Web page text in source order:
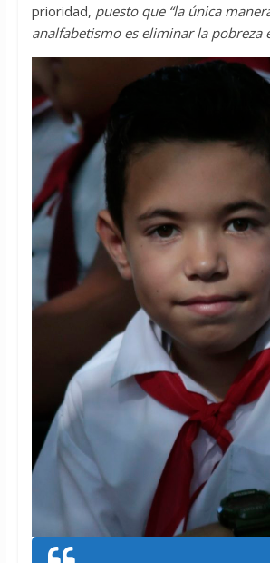
prioridad, puesto que “la única
analfabetismo es eliminar la pobreza